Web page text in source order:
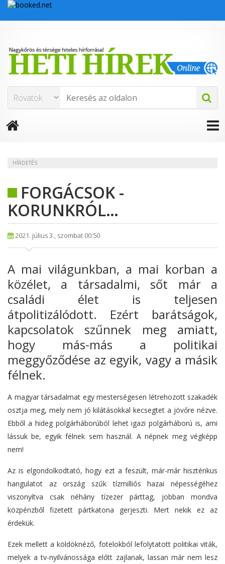
HÍRDETÉS
FORGÁCSOK -
KORUNKRÓL…
2021. július 3., szombat 00:50
A mai világunkban, a mai korban a
közélet, a társadalmi, sőt már a
családi élet is teljesen
átpolitizálódott. Ezért barátságok,
kapcsolatok szűnnek meg amiatt,
hogy más-más a politikai
meggyőződése az egyik, vagy a másik
félnek.
A magyar társadalmat egy mesterségesen létrehozott szakadék
osztja meg, mely nem jó kilátásokkal kecsegtet a jövőre nézve.
Ebből a hideg polgárháborúból lehet igazi polgárháború is, ami
lássuk be, egyik félnek sem használ. A népnek meg végképp
nem!
Az is elgondolkodtató, hogy ezt a feszült, már-már hisztérikus
hangulatot az ország szűk tízmilliós hazai népességéhez
viszonyítva csak néhány tízezer párttag, jobban mondva
közpénzből fizetett pártkatona gerjeszti. Mert nekik ez az
érdekük.
Ezek mellett a köldöknéző, fotelokból lefolytatott politikai viták,
melyek a tv-nyilvánossága előtt zajlanak, lassan már nem lesz